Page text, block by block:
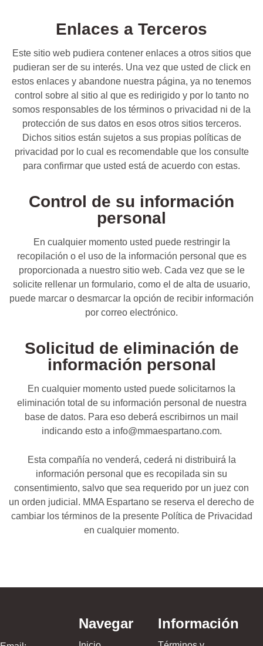
Enlaces a Terceros
Este sitio web pudiera contener enlaces a otros sitios que
pudieran ser de su interés. Una vez que usted de click en
estos enlaces y abandone nuestra página, ya no tenemos
control sobre al sitio al que es redirigido y por lo tanto no
somos responsables de los términos o privacidad ni de la
protección de sus datos en esos otros sitios terceros.
Dichos sitios están sujetos a sus propias políticas de
privacidad por lo cual es recomendable que los consulte
para confirmar que usted está de acuerdo con estas.
Control de su información
personal
En cualquier momento usted puede restringir la
recopilación o el uso de la información personal que es
proporcionada a nuestro sitio web. Cada vez que se le
solicite rellenar un formulario, como el de alta de usuario,
puede marcar o desmarcar la opción de recibir información
por correo electrónico.
Solicitud de eliminación de
información personal
En cualquier momento usted puede solicitarnos la
eliminación total de su información personal de nuestra
base de datos. Para eso deberá escribirnos un mail
indicando esto a info@mmaespartano.com.
Esta compañía no venderá, cederá ni distribuirá la
información personal que es recopilada sin su
consentimiento, salvo que sea requerido por un juez con
un orden judicial. MMA Espartano se reserva el derecho de
cambiar los términos de la presente Política de Privacidad
en cualquier momento.
Navegar Información